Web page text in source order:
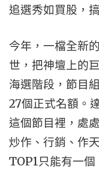
追選秀如買股，
今年，一檔全新
世，把神壇上的
海選階段，節目
27個正式名額。
這個節目裡，處
炒作、行銷、作
TOP1只能有一